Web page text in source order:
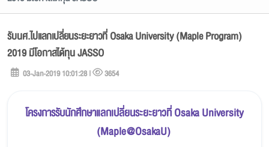
รับนศ.ไปแลกเปลี่ยนระยะยาวที่ Osaka University (Maple Program)
2019 มีโอกาสได้ทุน JASSO
03-Jan-2019 10:01:28 | 3654
โครงการรับนักศึกษาแลกเปลี่ยนระยะยาวที่Osaka University
(Maple@OsakaU)